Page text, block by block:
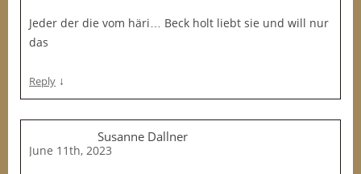
Jeder der die vom häri… Beck holt liebt sie und will nur
das
Reply ↓
Susanne Dallner
June 11th, 2023